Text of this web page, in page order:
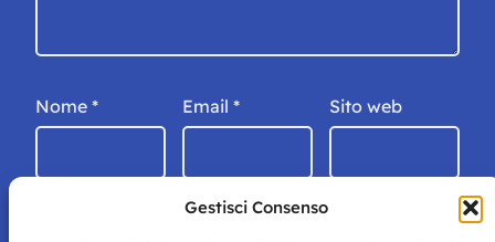
Gestisci Consenso
Nome * Email * Sito web